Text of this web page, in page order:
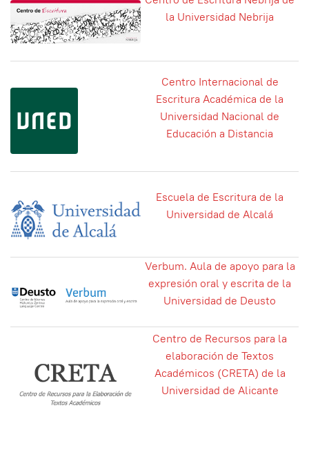
la Universidad Nebrija
Centro Internacional de
Escritura Académica de la
Universidad Nacional de
Educación a Distancia
Escuela de Escritura de la
Universidad de Alcalá
Verbum. Aula de apoyo para la
expresión oral y escrita de la
Universidad de Deusto
Centro de Recursos para la
elaboración de Textos
Académicos (CRETA) de la
Universidad de Alicante